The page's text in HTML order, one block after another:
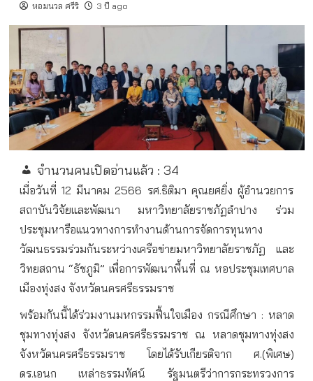
หอมนวล ศรีริ 3 ปี ago
จำนวนคนเปิดอ่านแล้ว : 34
เมื่อวันที่ 12 มีนาคม 2566 รศ.ธิติมา คุณยศยิ่ง ผู้อำนวยการ
สถาบันวิจัยและพัฒนา มหาวิทยาลัยราชภัฏลำปาง ร่วม
ประชุมหารือแนวทางการทำงานด้านการจัดการทุนทาง
วัฒนธรรมร่วมกันระหว่างเครือข่ายมหาวิทยาลัยราชภัฏ และ
วิทยสถาน “ธัชภูมิ” เพื่อการพัฒนาพื้นที่ ณ หอประชุมเทศบาล
เมืองทุ่งสง จังหวัดนครศรีธรรมราช
พร้อมกันนี้ได้ร่วมงานมหกรรมฟื้นใจเมือง กรณีศึกษา : หลาด
ชุมทางทุ่งสง จังหวัดนครศรีธรรมราช ณ หลาดชุมทางทุ่งสง
จังหวัดนครศรีธรรมราช โดยได้รับเกียรติจาก ศ.(พิเศษ)
ดร.เอนก เหล่าธรรมทัศน์ รัฐมนตรีว่าการกระทรวงการ